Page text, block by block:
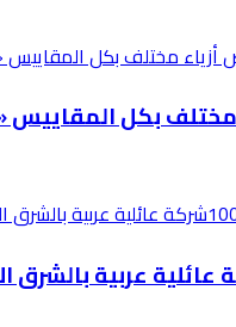
بكل المقاييس